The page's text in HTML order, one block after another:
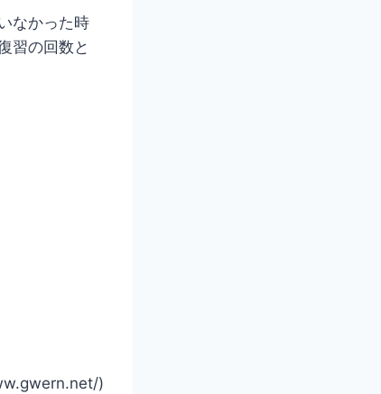
なかった時
習の回数と
)